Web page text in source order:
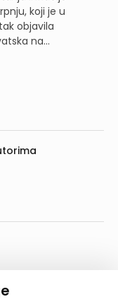
koji je u
objavila
na...